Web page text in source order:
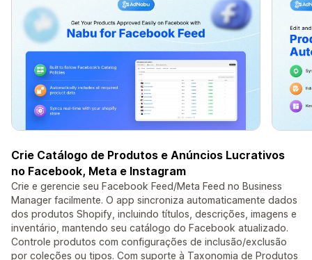
Crie Catálogo de Produtos e Anúncios Lucrativos
no Facebook, Meta e Instagram
Crie e gerencie seu Facebook Feed/Meta Feed no Business
Manager facilmente. O app sincroniza automaticamente dados
dos produtos Shopify, incluindo títulos, descrições, imagens e
inventário, mantendo seu catálogo do Facebook atualizado.
Controle produtos com configurações de inclusão/exclusão
por coleções ou tipos. Com suporte à Taxonomia de Produtos